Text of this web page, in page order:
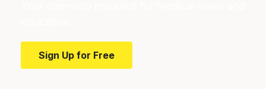
Sign Up for Free